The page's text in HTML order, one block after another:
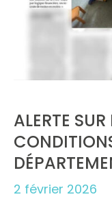
ALERTE
2 février 2026